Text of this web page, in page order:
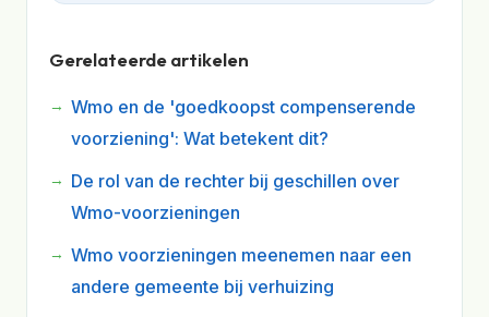
Gerelateerde artikelen
Wmo en de 'goedkoopst compenserende
voorziening': Wat betekent dit?
De rol van de rechter bij geschillen over
Wmo-voorzieningen
Wmo voorzieningen meenemen naar een
andere gemeente bij verhuizing